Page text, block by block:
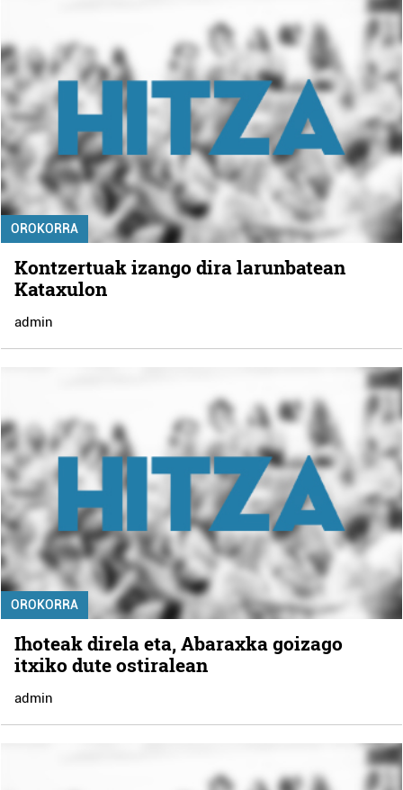
OROKORRA
Kontzertuak izango dira larunbatean
Kataxulon
admin
OROKORRA
Ihoteak direla eta, Abaraxka goizago
itxiko dute ostiralean
admin